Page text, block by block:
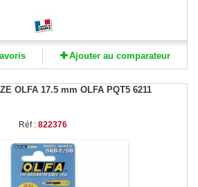
Ajouter au comparateur
OLFA 17.5 mm OLFA PQT5 6211
Réf : 822376